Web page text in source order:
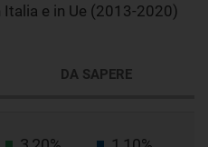
e in Ue (2013-2020)
DA SAPERE